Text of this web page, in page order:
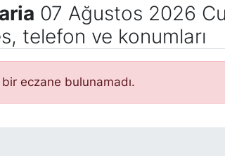
07 Ağustos 2026
telefon ve konumları
eczane bulunamadı.